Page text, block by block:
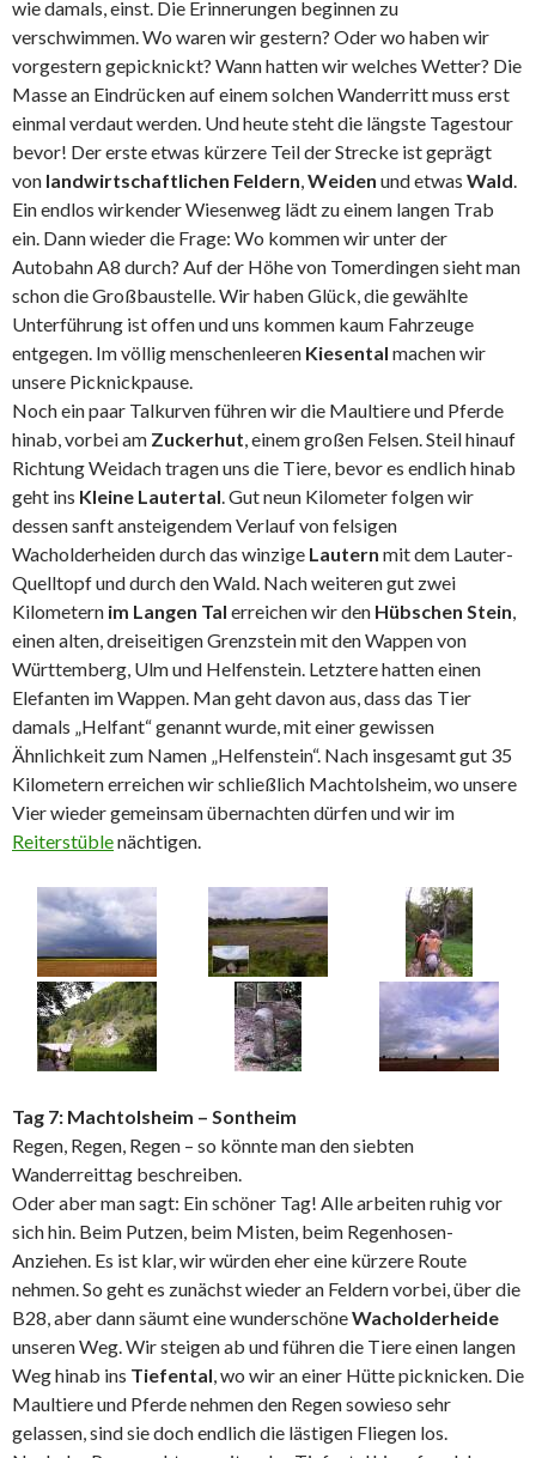
wie damals, einst. Die Erinnerungen beginnen zu
verschwimmen. Wo waren wir gestern? Oder wo haben wir
vorgestern gepicknickt? Wann hatten wir welches Wetter? Die
Masse an Eindrücken auf einem solchen Wanderritt muss erst
einmal verdaut werden. Und heute steht die längste Tagestour
bevor! Der erste etwas kürzere Teil der Strecke ist geprägt
von landwirtschaftlichen Feldern,Weiden und etwas Wald.
Ein endlos wirkender Wiesenweg lädt zu einem langen Trab
ein. Dann wieder die Frage: Wo kommen wir unter der
Autobahn A8 durch? Auf der Höhe von Tomerdingen sieht man
schon die Großbaustelle. Wir haben Glück, die gewählte
Unterführung ist offen und uns kommen kaum Fahrzeuge
entgegen. Im völlig menschenleeren Kiesental machen wir
unsere Picknickpause.
Noch ein paar Talkurven führen wir die Maultiere und Pferde
hinab, vorbei am Zuckerhut, einem großen Felsen. Steil hinauf
Richtung Weidach tragen uns die Tiere, bevor es endlich hinab
geht ins Kleine Lautertal. Gut neun Kilometer folgen wir
dessen sanft ansteigendem Verlauf von felsigen
Wacholderheiden durch das winzige Lautern mit dem Lauter-
Quelltopf und durch den Wald. Nach weiteren gut zwei
Kilometern im Langen Tal erreichen wir den Hübschen Stein,
einen alten, dreiseitigen Grenzstein mit den Wappen von
Württemberg, Ulm und Helfenstein. Letztere hatten einen
Elefanten im Wappen. Man geht davon aus, dass das Tier
damals „Helfant“ genannt wurde, mit einer gewissen
Ähnlichkeit zum Namen „Helfenstein“. Nach insgesamt gut 35
Kilometern erreichen wir schließlich Machtolsheim, wo unsere
Vier wieder gemeinsam übernachten dürfen und wir im
Reiterstüblenächtigen.
Tag 7: Machtolsheim – Sontheim
Regen, Regen, Regen – so könnte man den siebten
Wanderreittag beschreiben.
Oder aber man sagt: Ein schöner Tag! Alle arbeiten ruhig vor
sich hin. Beim Putzen, beim Misten, beim Regenhosen-
Anziehen. Es ist klar, wir würden eher eine kürzere Route
nehmen. So geht es zunächst wieder an Feldern vorbei, über die
B28, aber dann säumt eine wunderschöneWacholderheide
unseren Weg. Wir steigen ab und führen die Tiere einen langen
Weg hinab ins Tiefental, wo wir an einer Hütte picknicken. Die
Maultiere und Pferde nehmen den Regen sowieso sehr
gelassen, sind sie doch endlich die lästigen Fliegen los.